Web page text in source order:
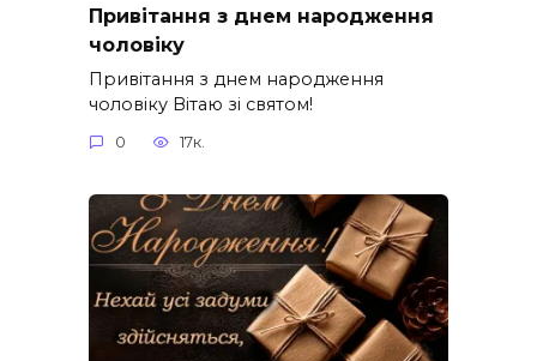
Привітання з днем народження
чоловіку
Привітання з днем народження
чоловіку Вітаю зі святом!
0 17к.